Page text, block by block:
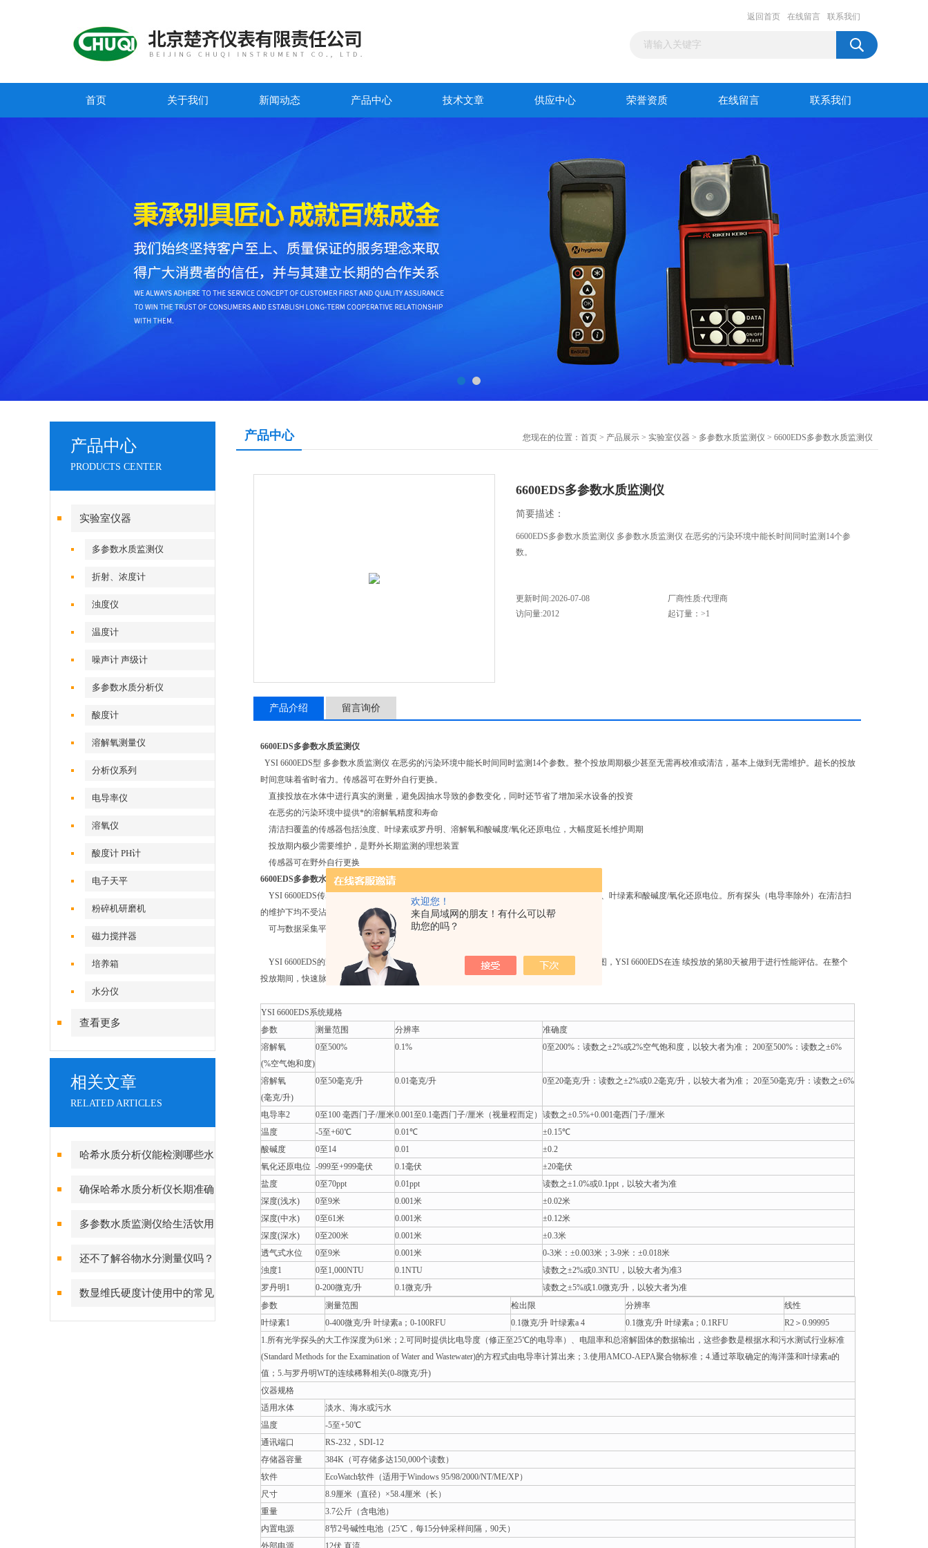
欢迎您！
来自局域网的朋友！有什么可以帮
助您的吗？
返回首页 在线留言 联系我们
首页 关于我们 新闻动态 产品中心 技术文章 供应中心 荣誉资质 在线留言 联系我们
产品中心
PRODUCTS CENTER
实验室仪器
多参数水质监测仪
折射、浓度计
浊度仪
温度计
噪声计 声级计
多参数水质分析仪
酸度计
溶解氧测量仪
分析仪系列
电导率仪
溶氧仪
酸度计 PH计
电子天平
粉碎机研磨机
磁力搅拌器
培养箱
水分仪
查看更多
相关文章
RELATED ARTICLES
哈希水质分析仪能检测哪些水
质参数？
确保哈希水质分析仪长期准确
读数的要点
多参数水质监测仪给生活饮用
水带来的用处
还不了解谷物水分测量仪吗？
这些知识点别再错过了！
数显维氏硬度计使用中的常见
故障和解决方法
产品中心 您现在的位置： 首页 > 产品展示 > 实验室仪器 > 多参数水质监测仪 > 6600EDS多参数水质监测仪
6600EDS多参数水质监测仪
简要描述：
6600EDS多参数水质监测仪 多参数水质监测仪 在恶劣的污染环境中能长时间同时监测14个参
数。
更新时间:2026-07-08
厂商性质:代理商
访问量:2012
起订量：>1
产品介绍 留言询价
6600EDS多参数水质监测仪
YSI 6600EDS型 多参数水质监测仪 在恶劣的污染环境中能长时间同时监测14个参数。整个投放周期极少甚至无需再校准或清洁，基本上做到无需维护。超长的投放
时间意味着省时省力。传感器可在野外自行更换。
直接投放在水体中进行真实的测量，避免因抽水导致的参数变化，同时还节省了增加采水设备的投资
在恶劣的污染环境中提供*的溶解氧精度和寿命
清洁扫覆盖的传感器包括浊度、叶绿素或罗丹明、溶解氧和酸碱度/氧化还原电位，大幅度延长维护周期
投放期内极少需要维护，是野外长期监测的理想装置
传感器可在野外自行更换
6600EDS多参数水质监测仪
YSI 6600EDS传感器（从底部开始，沿顺时针方向）：温度/电导率、浊度、快速脉冲溶解氧、叶绿素和酸碱度/氧化还原电位。所有探头（电导率除外）在清洁扫
的维护下均不受沾污。
可与数据采集平台相结合，或直接连接计算机
YSI 6600EDS的野外观察表明：本系统在恶劣的污染环境中能够提供高精度的溶解氧。见下图，YSI 6600EDS在连 续投放的第80天被用于进行性能评估。在整个
投放期间，快速脉冲溶解氧探头无需再校准或清洁，依然能够表现出其的性能。
YSI 6600EDS系统规格
参数
测量范围 分辨率
准确度
溶解氧
(%空气饱和度)
0至500% 0.1% 0至200%：读数之±2%或2%空气饱和度，以较大者为准； 200至500%：读数之±6%
溶解氧
(毫克/升)
0至50毫克/升 0.01毫克/升 0至20毫克/升：读数之±2%或0.2毫克/升，以较大者为准； 20至50毫克/升：读数之±6%
电导率2 0至100 毫西门子/厘米0.001至0.1毫西门子/厘米（视量程而定） 读数之±0.5%+0.001毫西门子/厘米
温度
-5至+60℃ 0.01℃
±0.15℃
酸碱度
0至14 0.01
±0.2
氧化还原电位 -999至+999毫伏 0.1毫伏
±20毫伏
盐度
0至70ppt 0.01ppt
读数之±1.0%或0.1ppt，以较大者为准
深度(浅水)
0至9米 0.001米
±0.02米
深度(中水)
0至61米 0.001米
±0.12米
深度(深水)
0至200米 0.001米
±0.3米
透气式水位
0至9米 0.001米
0-3米：±0.003米；3-9米：±0.018米
浊度1
0至1,000NTU 0.1NTU
读数之±2%或0.3NTU，以较大者为准3
罗丹明1
0-200微克/升 0.1微克/升
读数之±5%或1.0微克/升，以较大者为准
参数
测量范围 检出限 分辨率
线性
叶绿素1
0-400微克/升 叶绿素a；0-100RFU 0.1微克/升 叶绿素a 4 0.1微克/升 叶绿素a；0.1RFU
R2＞0.99995
1.所有光学探头的大工作深度为61米；2.可同时提供比电导度（修正至25℃的电导率）、电阻率和总溶解固体的数据输出，这些参数是根据水和污水测试行业标准
(Standard Methods for the Examination of Water and Wastewater)的方程式由电导率计算出来；3.使用AMCO-AEPA聚合物标准；4.通过萃取确定的海洋藻和叶绿素a的
值；5.与罗丹明WT的连续稀释相关(0-8微克/升)
仪器规格
适用水体
淡水、海水或污水
温度
-5至+50℃
通讯端口
RS-232，SDI-12
存储器容量
384K（可存储多达150,000个读数）
软件
EcoWatch软件（适用于Windows 95/98/2000/NT/ME/XP）
尺寸
8.9厘米（直径）×58.4厘米（长）
重量
3.7公斤（含电池）
内置电源
8节2号碱性电池（25℃，每15分钟采样间隔，90天）
外部电源
12伏 直流